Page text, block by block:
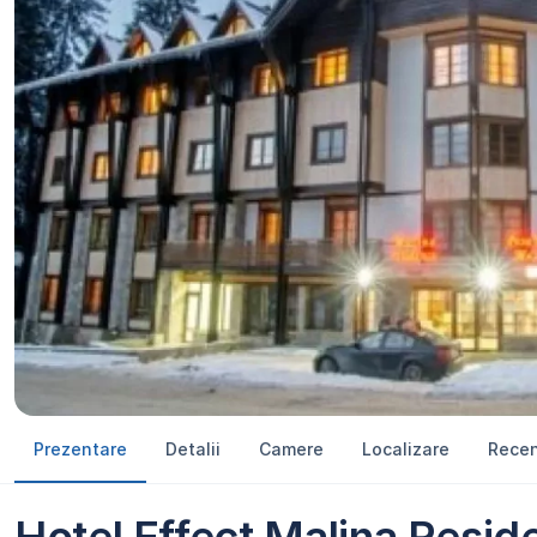
Prezentare Detalii Camere Localizare